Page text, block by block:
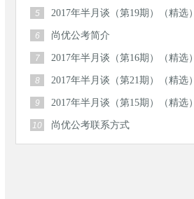
5 2017年半月谈（第19期）（精选）
6 尚优公考简介
7 2017年半月谈（第16期）（精选）
8 2017年半月谈（第21期）（精选）
9 2017年半月谈（第15期）（精选）
10 尚优公考联系方式